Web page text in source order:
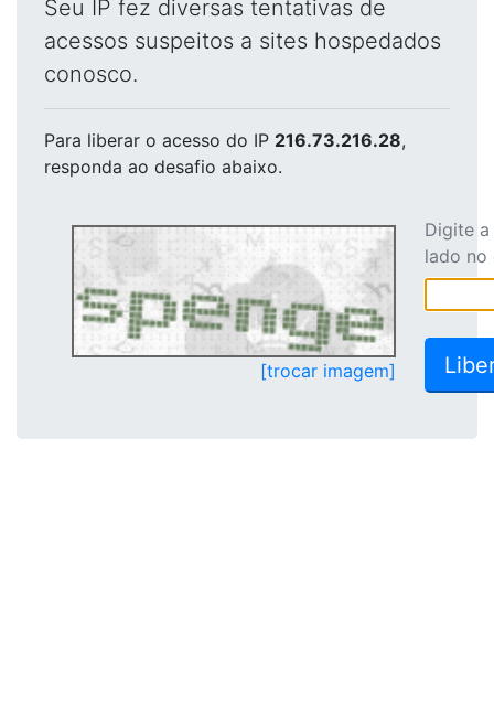
Seu IP fez diversas tentativas de
acessos suspeitos a sites hospedados
conosco.
Para liberar o acesso do IP 216.73.216.28,
responda ao desafio abaixo.
[trocar imagem]
Digite
lado no